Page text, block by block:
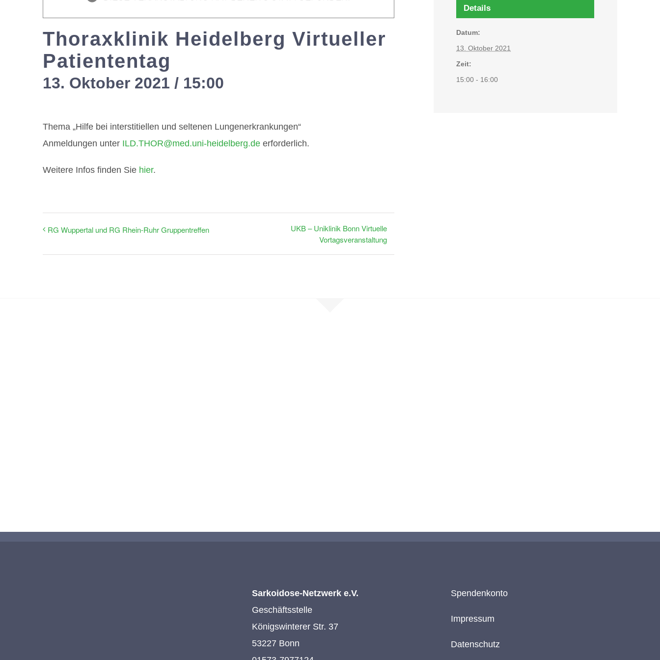
Thoraxklinik Heidelberg Virtueller
Patiententag
13. Oktober 2021 / 15:00
Thema „Hilfe bei interstitiellen und seltenen Lungenerkrankungen“
Anmeldungen unter ILD.THOR@med.uni-heidelberg.de erforderlich.
Weitere Infos finden Sie hier.
RG Wuppertal und RG Rhein-Ruhr Gruppentreffen
UKB – Uniklinik Bonn Virtuelle
Vortagsveranstaltung
Details
Datum:
13. Oktober 2021
Zeit:
15:00 - 16:00
Sarkoidose-Netzwerk e.V.
Geschäftsstelle
Königswinterer Str. 37
53227 Bonn
Spendenkonto
Impressum
Datenschutz